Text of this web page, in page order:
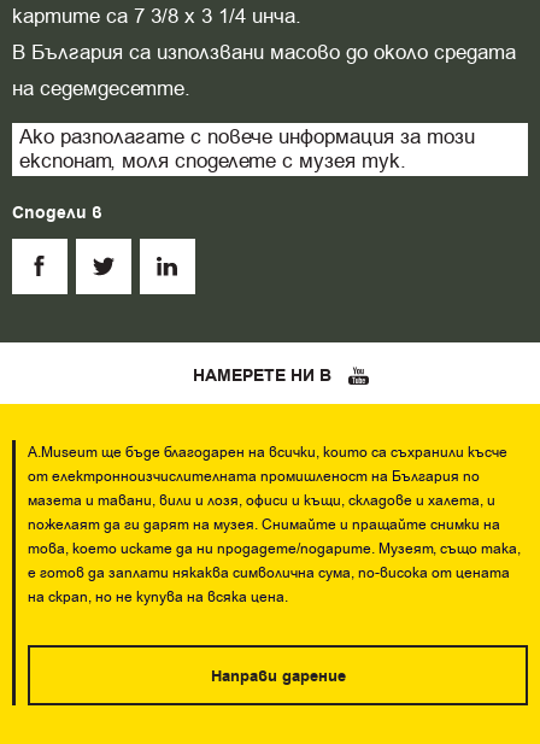
картите са 7 3/8 х 3 1/4 инча.
В България са използвани масово до около средата
на седемдесетте.
Ако разполагате с повече информация за този
експонат, моля споделете с музея тук.
Сподели в
НАМЕРЕТЕ НИ В
A.Museum ще бъде благодарен на всички, които са съхранили късче
от електронноизчислителната промишленост на България по
мазета и тавани, вили и лозя, офиси и къщи, складове и халета, и
пожелаят да ги дарят на музея. Снимайте и пращайте снимки на
това, което искате да ни продадете/подарите. Музеят, също така,
е готов да заплати някаква символична сума, по-висока от цената
на скрап, но не купува на всяка цена.
Направи дарение